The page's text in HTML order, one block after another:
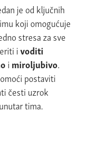
je od ključnih
koji omogućuje
stresa za sve
ivoditi
i miroljubivo.
postaviti
česti uzrok
tima.